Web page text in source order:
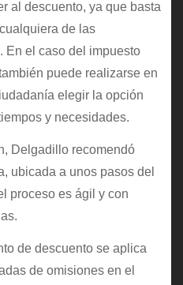
al descuento, ya que basta
de las
En el caso del impuesto
puede realizarse en
elegir la opción
y necesidades.
Delgadillo recomendó
ubicada a unos pasos del
proceso es ágil y con
de descuento se aplica
de omisiones en el